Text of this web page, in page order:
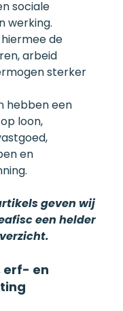
sociale
werking.
de
arbeid
sterker
hebben een
loon,
en
geven wij
een helder
erf- en